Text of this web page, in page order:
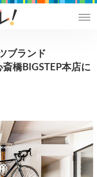
ブランド
橋BIGSTEP本店に